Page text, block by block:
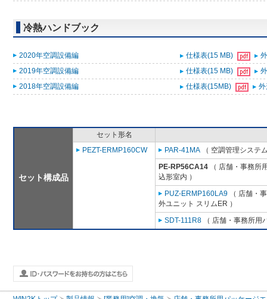
冷熱ハンドブック
2020年空調設備編 仕様表(15 MB)
2019年空調設備編
仕様表(15 MB)
2018年空調設備編
仕様表(15MB)
セット構成品
セット形名
PEZT-ERMP160CW
PAR-41MA （ 空調管理システ
PE-RP56CA14 （ 店舗・事務所
込形室内 ）
PUZ-ERMP160LA9 （ 店舗・
外ユニット スリムER ）
SDT-111R8 （ 店舗・事務所用